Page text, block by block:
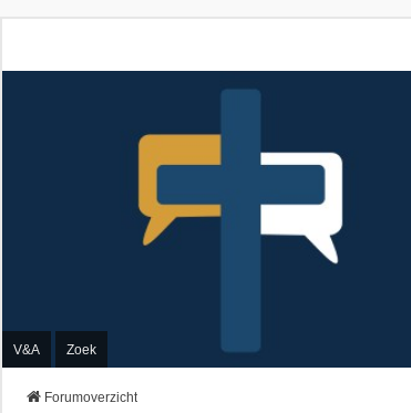
V&A Zoek
Forumoverzicht